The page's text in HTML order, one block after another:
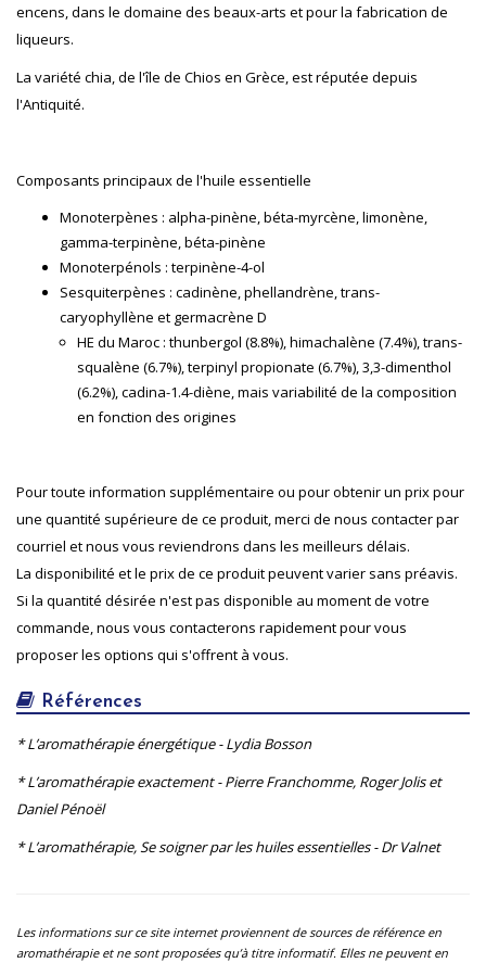
encens, dans le domaine des beaux-arts et pour la fabrication de
liqueurs.
La variété chia, de l'île de Chios en Grèce, est réputée depuis
l'Antiquité.
Composants principaux de l'huile essentielle
Monoterpènes : alpha-pinène, béta-myrcène, limonène,
gamma-terpinène, béta-pinène
Monoterpénols : terpinène-4-ol
Sesquiterpènes : cadinène, phellandrène, trans-
caryophyllène et germacrène D
HE du Maroc : thunbergol (8.8%), himachalène (7.4%), trans-
squalène (6.7%), terpinyl propionate (6.7%), 3,3-dimenthol
(6.2%), cadina-1.4-diène, mais variabilité de la composition
en fonction des origines
Pour toute information supplémentaire ou pour obtenir un prix pour
une quantité supérieure de ce produit, merci de nous contacter par
courriel et nous vous reviendrons dans les meilleurs délais.
La disponibilité et le prix de ce produit peuvent varier sans préavis.
Si la quantité désirée n'est pas disponible au moment de votre
commande, nous vous contacterons rapidement pour vous
proposer les options qui s'offrent à vous.
Références
* L’aromathérapie énergétique - Lydia Bosson
* L’aromathérapie exactement - Pierre Franchomme, Roger Jolis et
Daniel Pénoël
* L’aromathérapie, Se soigner par les huiles essentielles - Dr Valnet
Les informations sur ce site internet proviennent de sources de référence en
aromathérapie et ne sont proposées qu’à titre informatif. Elles ne peuvent en